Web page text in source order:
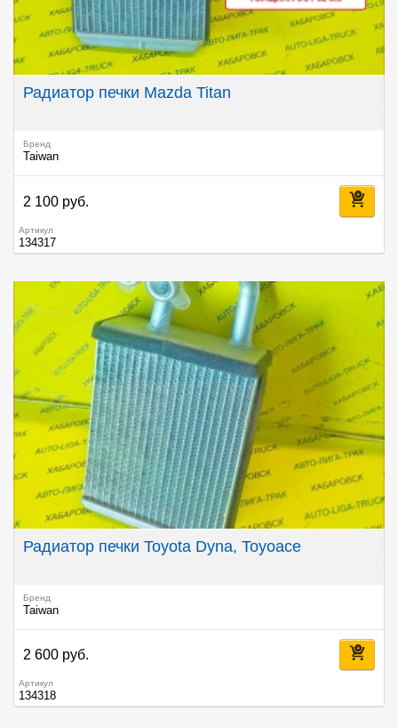
Радиатор печки Mazda Titan
Бренд
Taiwan
2 100 руб.
Артикул
134317
Радиатор печки Toyota Dyna, Toyoace
Бренд
Taiwan
2 600 руб.
Артикул
134318